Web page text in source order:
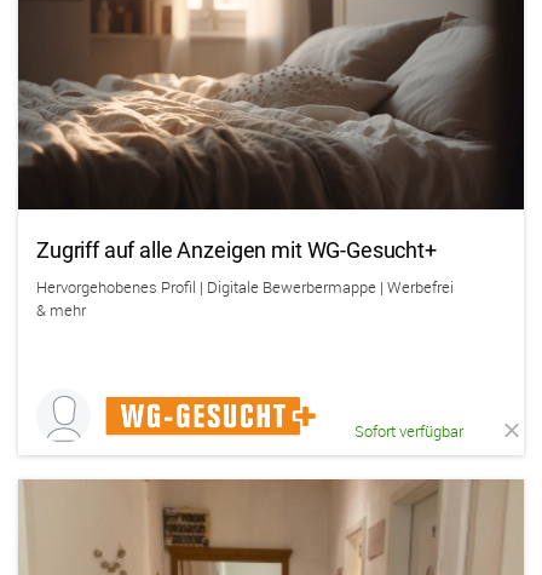
Zugriff auf alle Anzeigen mit WG-Gesucht+
Hervorgehobenes Profil | Digitale Bewerbermappe | Werbefrei
& mehr
Sofort verfügbar